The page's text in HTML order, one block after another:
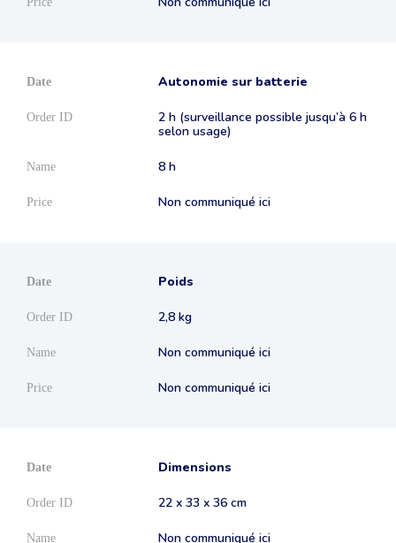
Autonomie sur batterie
2 h (surveillance possible jusqu’à 6 h
selon usage)
8 h
Non communiqué ici
Poids
2,8 kg
Non communiqué ici
Non communiqué ici
Dimensions
22 x 33 x 36 cm
Non communiqué ici